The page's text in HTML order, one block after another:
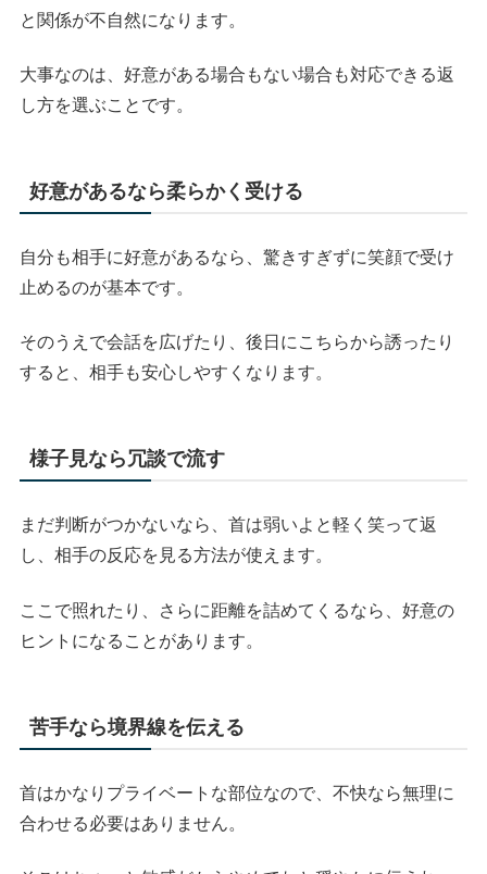
と関係が不自然になります。
大事なのは、好意がある場合もない場合も対応できる返
し方を選ぶことです。
好意があるなら柔らかく受ける
自分も相手に好意があるなら、驚きすぎずに笑顔で受け
止めるのが基本です。
そのうえで会話を広げたり、後日にこちらから誘ったり
すると、相手も安心しやすくなります。
様子見なら冗談で流す
まだ判断がつかないなら、首は弱いよと軽く笑って返
し、相手の反応を見る方法が使えます。
ここで照れたり、さらに距離を詰めてくるなら、好意の
ヒントになることがあります。
苦手なら境界線を伝える
首はかなりプライベートな部位なので、不快なら無理に
合わせる必要はありません。